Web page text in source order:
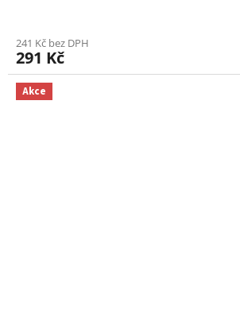
241 Kč bez DPH
291 Kč
Akce